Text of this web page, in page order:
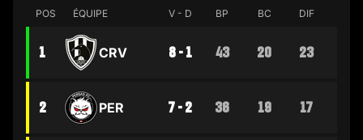
POS ÉQUIPE V - D BP BC DIF
1 CRV 8 - 1 43 20 23
2 PER 7 - 2 36 19 17